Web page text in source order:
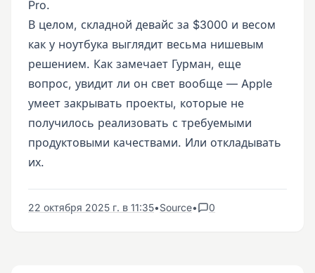
Pro.
В целом, складной девайс за $3000 и весом
как у ноутбука выглядит весьма нишевым
решением. Как замечает Гурман, еще
вопрос, увидит ли он свет вообще — Apple
умеет закрывать проекты, которые не
получилось реализовать с требуемыми
продуктовыми качествами. Или откладывать
их.
22 октября 2025 г. в 11:35•Source• 0